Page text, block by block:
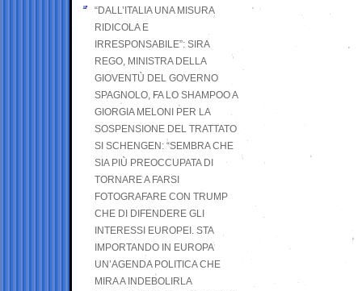
“DALL’ITALIA UNA MISURA
RIDICOLA E
IRRESPONSABILE”: SIRA
REGO, MINISTRA DELLA
GIOVENTÙ DEL GOVERNO
SPAGNOLO, FA LO SHAMPOO A
GIORGIA MELONI PER LA
SOSPENSIONE DEL TRATTATO
SI SCHENGEN: “SEMBRA CHE
SIA PIÙ PREOCCUPATA DI
TORNARE A FARSI
FOTOGRAFARE CON TRUMP
CHE DI DIFENDERE GLI
INTERESSI EUROPEI. STA
IMPORTANDO IN EUROPA
UN’AGENDA POLITICA CHE
MIRA A INDEBOLIRLA